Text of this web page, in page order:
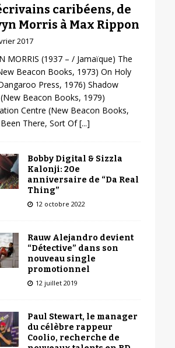
caribéens, de
Morris à Max Rippon
2017
MORRIS (1937 – / Jamaïque) The
Beacon Books, 1973) On Holy
Press, 1976) Shadow
Beacon Books, 1979)
Centre (New Beacon Books,
There, Sort Of[...]
Bobby Digital & Sizzla
Kalonji: 20e
anniversaire de “Da Real
Thing”
12 octobre 2022
Rauw Alejandro devient
“Détective” dans son
nouveau single
promotionnel
12 juillet 2019
Paul Stewart, le manager
du célèbre rappeur
Coolio, recherche de